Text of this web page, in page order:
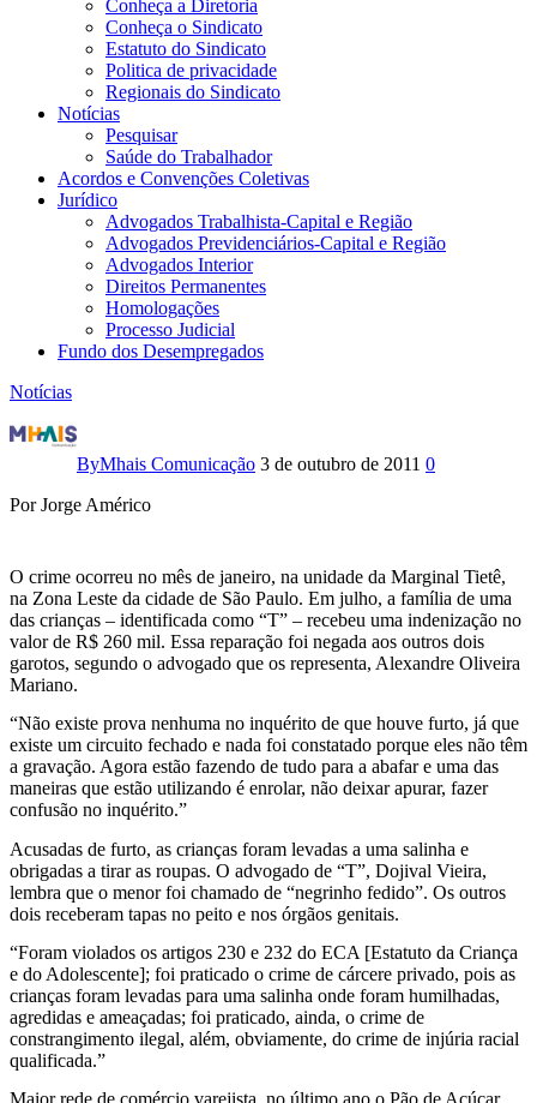
Conheça a Diretoria
Conheça o Sindicato
Estatuto do Sindicato
Politica de privacidade
Regionais do Sindicato
Notícias
Pesquisar
Saúde do Trabalhador
Acordos e Convenções Coletivas
Jurídico
Advogados Trabalhista-Capital e Região
Advogados Previdenciários-Capital e Região
Advogados Interior
Direitos Permanentes
Homologações
Processo Judicial
Fundo dos Desempregados
Notícias
Pão
Açúcar
investigação
de
agressão
e
racismo
contra
crianças
ByMhais Comunicação 3 de outubro de 2011 0
Por Jorge Américo
O crime ocorreu no mês de janeiro, na unidade da Marginal Tietê,
na Zona Leste da cidade de São Paulo. Em julho, a família de uma
das crianças – identificada como “T” – recebeu uma indenização no
valor de R$ 260 mil. Essa reparação foi negada aos outros dois
garotos, segundo o advogado que os representa, Alexandre Oliveira
Mariano.
“Não existe prova nenhuma no inquérito de que houve furto, já que
existe um circuito fechado e nada foi constatado porque eles não têm
a gravação. Agora estão fazendo de tudo para a abafar e uma das
maneiras que estão utilizando é enrolar, não deixar apurar, fazer
confusão no inquérito.”
Acusadas de furto, as crianças foram levadas a uma salinha e
obrigadas a tirar as roupas. O advogado de “T”, Dojival Vieira,
lembra que o menor foi chamado de “negrinho fedido”. Os outros
dois receberam tapas no peito e nos órgãos genitais.
“Foram violados os artigos 230 e 232 do ECA [Estatuto da Criança
e do Adolescente]; foi praticado o crime de cárcere privado, pois as
crianças foram levadas para uma salinha onde foram humilhadas,
agredidas e ameaçadas; foi praticado, ainda, o crime de
constrangimento ilegal, além, obviamente, do crime de injúria racial
qualificada.”